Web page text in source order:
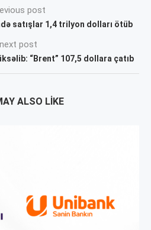
post
satışlar 1,4 trilyon dolları ötüb
next post
“Brent” 107,5 dollara çatıb
ALSO LIKE